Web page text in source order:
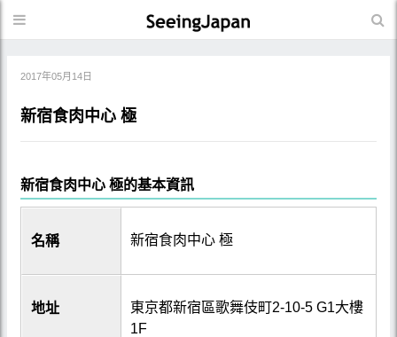
2017年05月14日
新宿食肉中心 極
新宿食肉中心 極的基本資訊
名稱 新宿食肉中心 極
地址
東京都新宿區歌舞伎町2-10-5 G1大樓
1F